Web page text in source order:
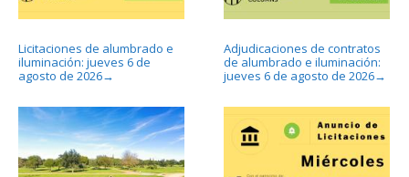
Licitaciones de alumbrado e
iluminación: jueves 6 de
agosto de 2026→
Adjudicaciones de contratos
de alumbrado e iluminación:
jueves 6 de agosto de 2026→